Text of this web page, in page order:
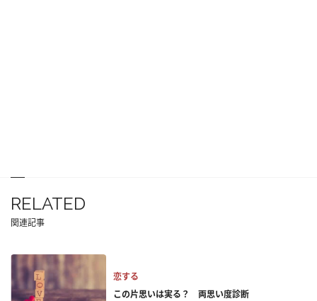
RELATED
関連記事
恋する
この片思いは実る？ 両思い度診断